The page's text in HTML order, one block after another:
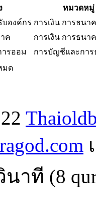
หมวดหมู่
บองค์กร การเงิน การธนา
ค
การเงิน การธนา
รออม
การบัญชีและการ
มด
นาที (8